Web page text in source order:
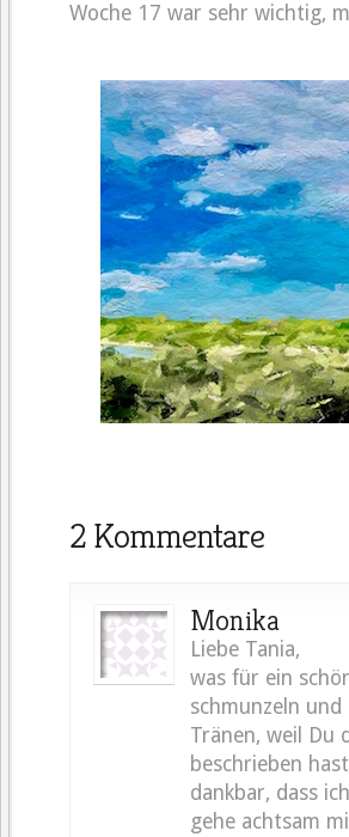
Woche 17 war sehr wichtig,
2 Kommentare
Monika
Liebe Tania,
was für ein
schmunzeln
Tränen, weil Du
beschrieben
dankbar, dass
gehe achtsam